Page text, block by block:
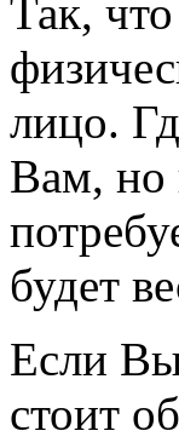
Так,
лицо.
Вам, но
будет
Если
стоит